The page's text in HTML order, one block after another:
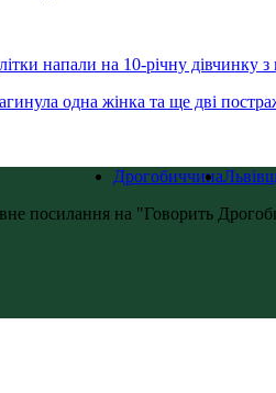
напали на 10-річну дівчинку
одна жінка та ще дві
Дрогобиччина
посилання на "Говорить